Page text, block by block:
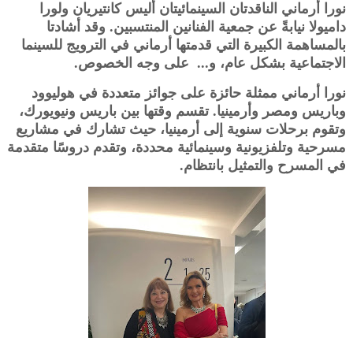
نورا أرماني الناقدتان السينمائيتان أليس كانتيريان ولورا
داميولا نيابةً عن جمعية الفنانين المنتسبين. وقد أشادتا
بالمساهمة الكبيرة التي قدمتها أرماني في الترويج للسينما
الاجتماعية بشكل عام، و... على وجه الخصوص.
نورا أرماني ممثلة حائزة على جوائز متعددة في هوليوود
وباريس ومصر وأرمينيا. تقسم وقتها بين باريس ونيويورك،
وتقوم برحلات سنوية إلى أرمينيا، حيث تشارك في مشاريع
مسرحية وتلفزيونية وسينمائية محددة، وتقدم دروسًا متقدمة
في المسرح والتمثيل بانتظام.